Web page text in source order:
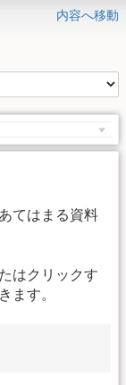
内容へ移動
てはまる資料
はクリックす
ます。